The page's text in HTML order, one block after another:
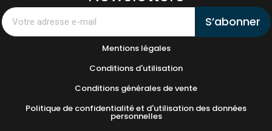
S’abonner
Mentions légales
Conditions d'utilisation
Conditions générales de vente
Politique de confidentialité et d'utilisation des données
personnelles